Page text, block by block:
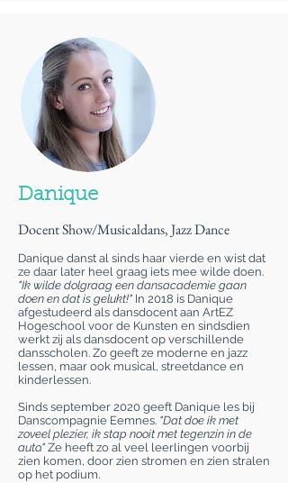
Danique
Docent Show/Musicaldans, Jazz Dance
Danique danst al sinds haar vierde en wist dat
ze daar later heel graag iets mee wilde doen.
"Ik wilde dolgraag een dansacademie gaan
doen en dat is gelukt!" In 2018 is Danique
afgestudeerd als dansdocent aan ArtEZ
Hogeschool voor de Kunsten en sindsdien
werkt zij als dansdocent op verschillende
dansscholen. Zo geeft ze moderne en jazz
lessen, maar ook musical, streetdance en
kinderlessen.
Sinds september 2020 geeft Danique les bij
Danscompagnie Eemnes. "Dat doe ik met
zoveel plezier, ik stap nooit met tegenzin in de
auto." Ze heeft zo al veel leerlingen voorbij
zien komen, door zien stromen en zien stralen
op het podium.